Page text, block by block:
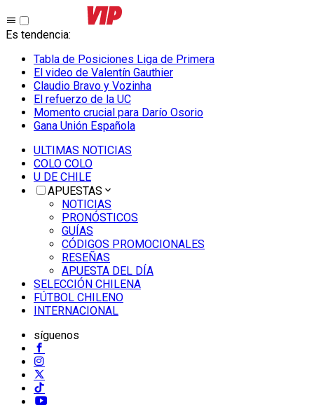
Es tendencia:
Tabla de Posiciones Liga de Primera
El video de Valentín Gauthier
Claudio Bravo y Vozinha
El refuerzo de la UC
Momento crucial para Darío Osorio
Gana Unión Española
ULTIMAS NOTICIAS
COLO COLO
U DE CHILE
APUESTAS
NOTICIAS
PRONÓSTICOS
GUÍAS
CÓDIGOS PROMOCIONALES
RESEÑAS
APUESTA DEL DÍA
SELECCIÓN CHILENA
FÚTBOL CHILENO
INTERNACIONAL
síguenos